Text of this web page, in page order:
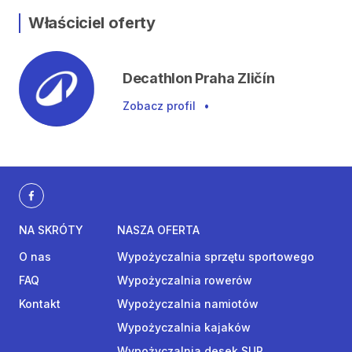
Właściciel oferty
Decathlon Praha Zličín
Zobacz profil •
NA SKRÓTY
O nas
FAQ
Kontakt
NASZA OFERTA
Wypożyczalnia sprzętu sportowego
Wypożyczalnia rowerów
Wypożyczalnia namiotów
Wypożyczalnia kajaków